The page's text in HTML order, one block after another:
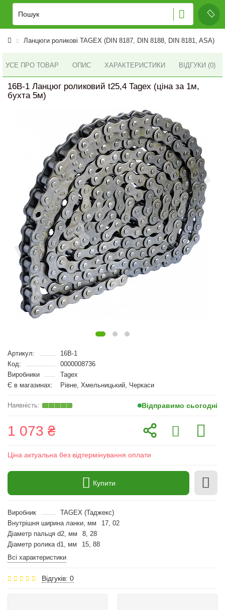
Ланцюги роликові TAGEX (DIN 8187, DIN 8188, DIN 8181, ASA)
УСЕ ПРО ТОВАР ОПИС ХАРАКТЕРИСТИКИ ВІДГУКИ (0)
16B-1 Ланцюг роликовий t25,4 Tagex (ціна за 1м,
бухта 5м)
Артикул:
16B-1
Код:
0000008736
Виробники
Tagex
Є в магазинах:
Рівне, Хмельницький, Черкаси
Відправимо сьогодні
1 073 ₴
Ціна актуальна без відтермінування оплати
Купити
Виробник
TAGEX (Таджекс)
Внутрішня ширина ланки, мм
17, 02
Діаметр пальця d2, мм
8, 28
Діаметр ролика d1, мм
15, 88
Всі характеристики
Відгуків: 0